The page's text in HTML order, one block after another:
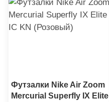
Футзалки Nike Air Zoom
Mercurial Superfly IX Elite